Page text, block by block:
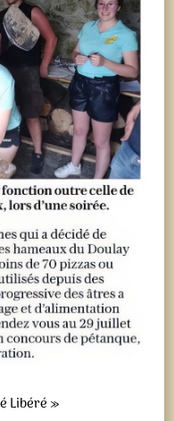
Libéré »